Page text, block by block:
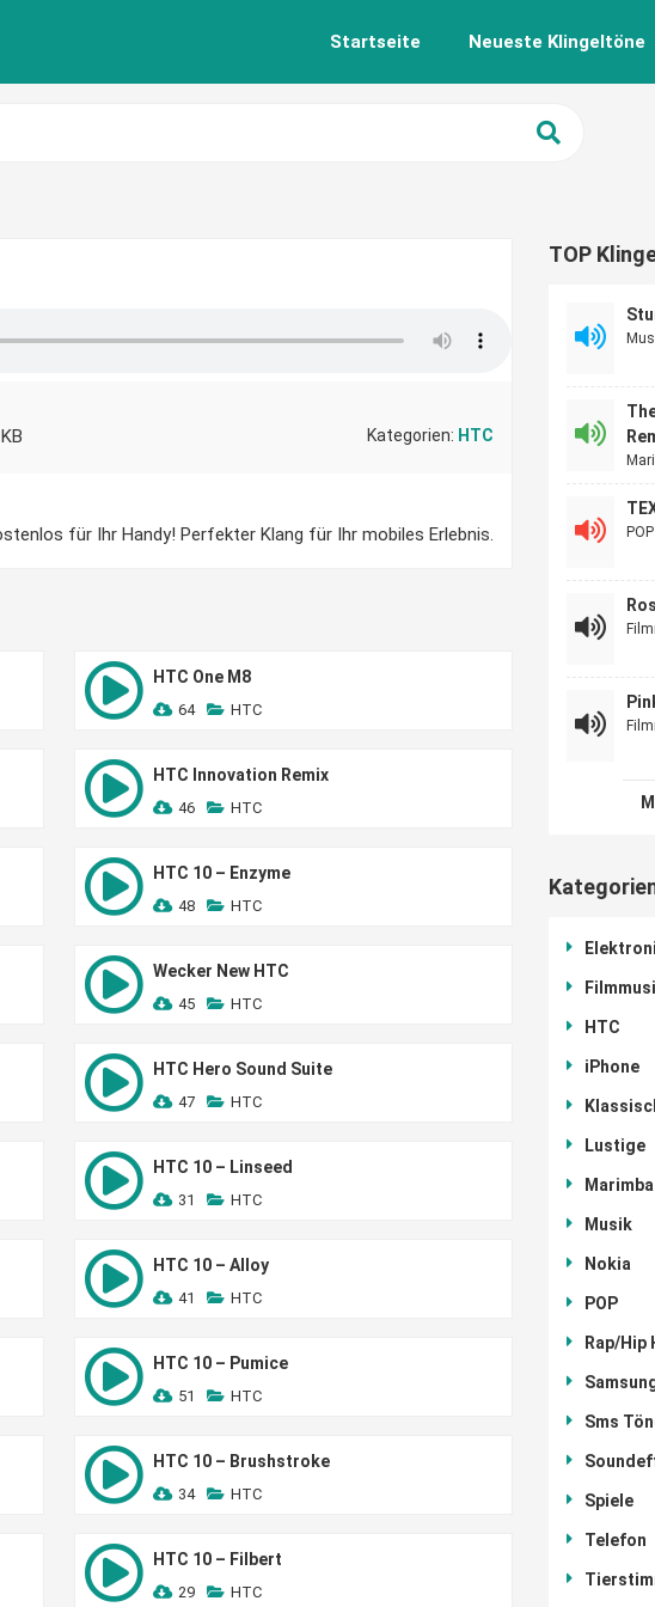
Startseite Neueste Klingeltöne
Kategorien: HTC
für Ihr Handy! Perfekter Klang für Ihr mobiles Erlebnis.
HTC One M8
64 HTC
HTC Innovation Remix
46 HTC
HTC 10 – Enzyme
48 HTC
Wecker New HTC
45 HTC
HTC Hero Sound Suite
47 HTC
HTC 10 – Linseed
31 HTC
HTC 10 – Alloy
41 HTC
HTC 10 – Pumice
51 HTC
HTC 10 – Brushstroke
34 HTC
HTC 10 – Filbert
29 HTC
TOP
POP
HTC
iPhone
Lustige
Musik
Nokia
POP
Rap/Hip
Sms
Spiele
Telefon